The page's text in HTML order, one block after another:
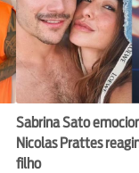
Sabrina Sato
Nicolas Prattes
filho